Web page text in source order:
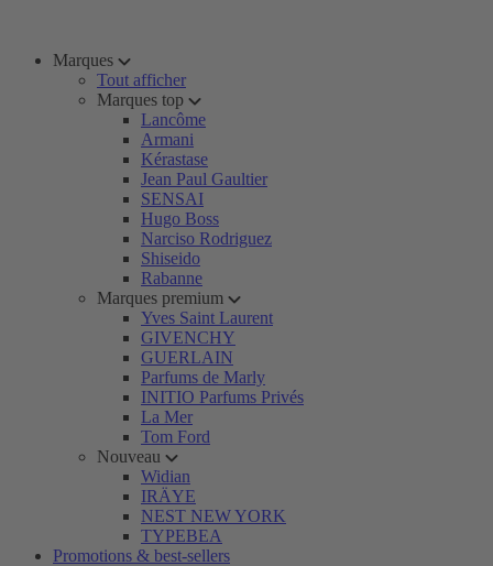
Marques
Tout afficher
Marques top
Lancôme
Armani
Kérastase
Jean Paul Gaultier
SENSAI
Hugo Boss
Narciso Rodriguez
Shiseido
Rabanne
Marques premium
Yves Saint Laurent
GIVENCHY
GUERLAIN
Parfums de Marly
INITIO Parfums Privés
La Mer
Tom Ford
Nouveau
Widian
IRÄYE
NEST NEW YORK
TYPEBEA
Promotions & best-sellers